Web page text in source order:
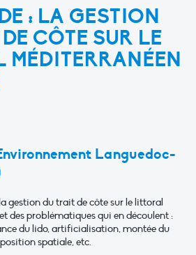
: LA GESTION
CÔTE SUR LE
MÉDITERRANÉEN
Languedoc-
gestion du trait de côte sur le littoral
des problématiques qui en découlent :
du lido, artificialisation, montée du
spatiale, etc.